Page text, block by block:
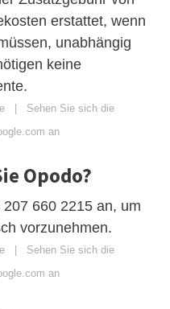
erstattet, wenn
unabhängig
keine
| Sehen Sie sich die
an
Opodo?
660 2215 an, um
vorzunehmen.
| Sehen Sie sich die
an